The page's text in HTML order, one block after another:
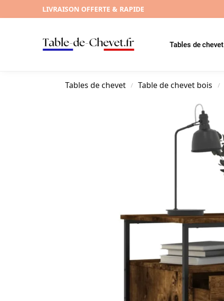
LIVRAISON OFFERTE & RAPIDE
Tables de chevet
Tables de chevet / Table de chevet bois /